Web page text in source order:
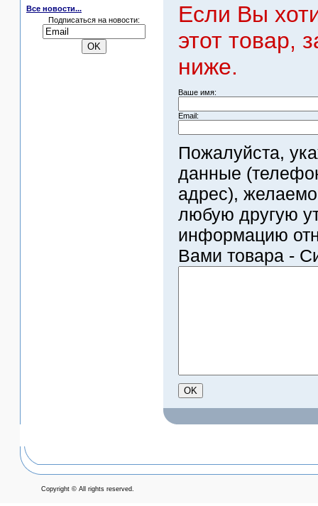
Все новости...
Подписаться на новости:
Если Вы
этот товар,
ниже.
Ваше имя:
Email:
Пожалуйста,
данные
адрес),
любую другую
информацию
Вами товара -
Copyright © All rights reserved.